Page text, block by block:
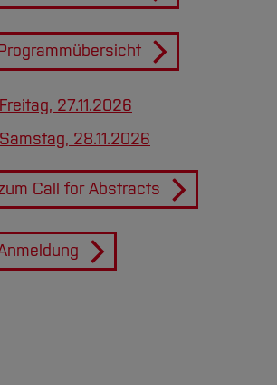
Freitag, 27.11.2026
Samstag, 28.11.2026
Call for Abstracts